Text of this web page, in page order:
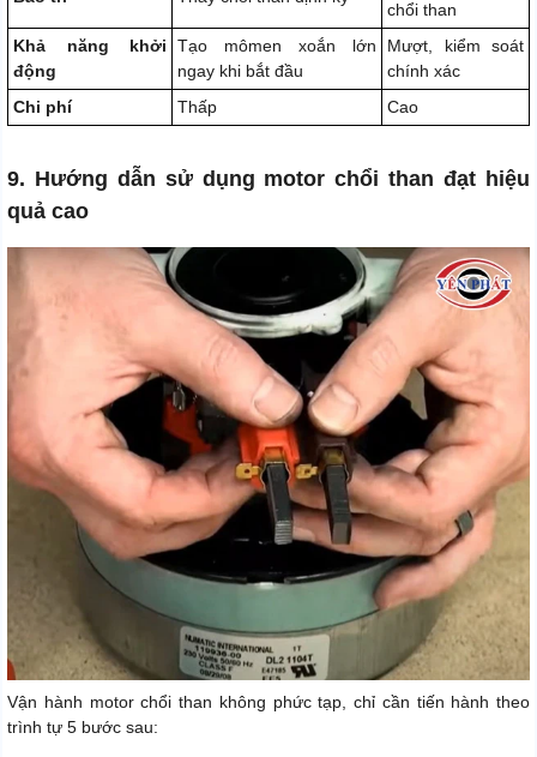
chổi than
Khả năng khởi
động
Tạo mômen xoắn lớn
ngay khi bắt đầu
Mượt, kiểm soát
chính xác
Chi phí
Thấp Cao
9. Hướng dẫn sử dụng motor chổi than đạt hiệu
quả cao
Vận hành motor chổi than không phức tạp, chỉ cần tiến hành theo
trình tự 5 bước sau: